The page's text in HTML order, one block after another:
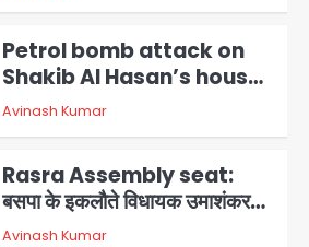
Petrol bomb attack on
Shakib Al Hasan’s house:
शेख हसीना की वर्चुअल प्रेस कॉन्फ्रेंस
में जुड़ने पर भड़का गुस्सा, शाकिब अल
से हमला
Avinash Kumar
Rasra Assembly seat:
बसपा के इकलौते विधायक उमाशंकर
सिंह का निधन, दो साल से कैंसर से जूझ
Avinash Kumar